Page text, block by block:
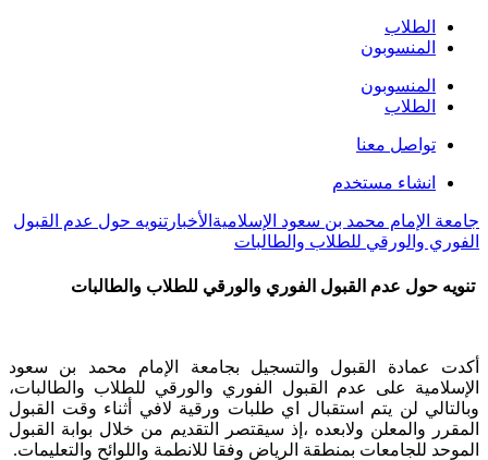
الطلاب
المنسوبون
المنسوبون
الطلاب
تواصل معنا
انشاء مستخدم
جامعة الإمام محمد بن سعود الإسلامية الأخبار تنويه حول عدم القبول
الفوري والورقي للطلاب والطالبات
تنويه حول عدم القبول الفوري والورقي للطلاب والطالبات
​أكدت عمادة القبول والتسجيل بجامعة الإمام محمد بن سعود
الإسلامية على عدم القبول الفوري والورقي للطلاب والطالبات،
وبالتالي لن يتم استقبال اي طلبات ورقية لافي أثناء وقت القبول
المقرر والمعلن ولابعده ،إذ سيقتصر التقديم من خلال بوابة القبول
الموحد للجامعات بمنطقة الرياض وفقا للانطمة واللوائح والتعليمات.